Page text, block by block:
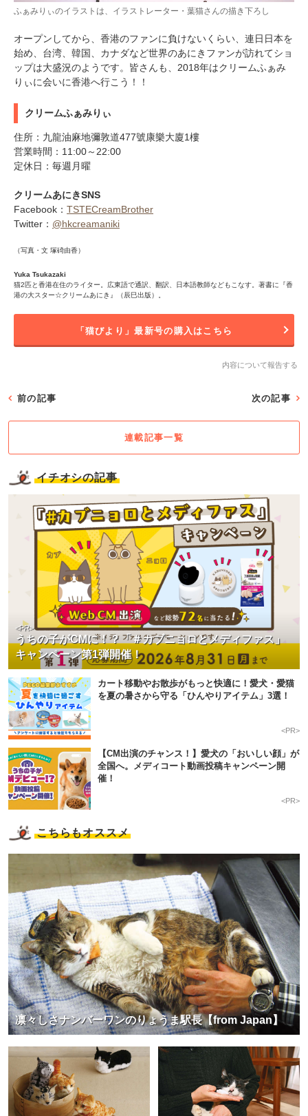
ふぁみりぃのイラストは、イラストレーター・葉猫さんの描き下ろし
オープンしてから、香港のファンに負けないくらい、連日日本を
始め、台湾、韓国、カナダなど世界のあにきファンが訪れてショ
ップは大盛況のようです。皆さんも、2018年はクリームふぁみ
りぃに会いに香港へ行こう！！
クリームふぁみりぃ
住所：九龍油麻地彌敦道477號康樂大廈1樓
営業時間：11:00～22:00
定休日：毎週月曜
クリームあにきSNS
Facebook： TSTECreamBrother
Twitter： @hkcreamaniki
（写真・文 塚碕由香）
Yuka Tsukazaki
猫2匹と香港在住のライター。広東語で通訳、翻訳、日本語教師などもこなす。著書に『香
港の大スター☆クリームあにき』（辰巳出版）。
「猫びより」最新号の購入はこちら
内容について報告する
前の記事 次の記事
連載記事一覧
イチオシの記事
うちの子がCMに！？「＃カブニョロとメディファス」
キャンペーン第1弾開催！
<PR>
カート移動やお散歩がもっと快適に！愛犬・愛猫
を夏の暑さから守る「ひんやりアイテム」3選！
<PR>
【CM出演のチャンス！】愛犬の「おいしい顔」が
全国へ。メディコート動画投稿キャンペーン開
催！
<PR>
こちらもオススメ
凛々しさナンバーワンのりょうま駅長【from Japan】